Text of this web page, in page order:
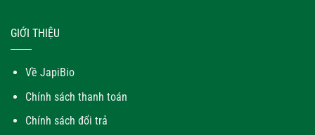
GIỚI THIỆU
Về JapiBio
Chính sách thanh toán
Chính sách đổi trả